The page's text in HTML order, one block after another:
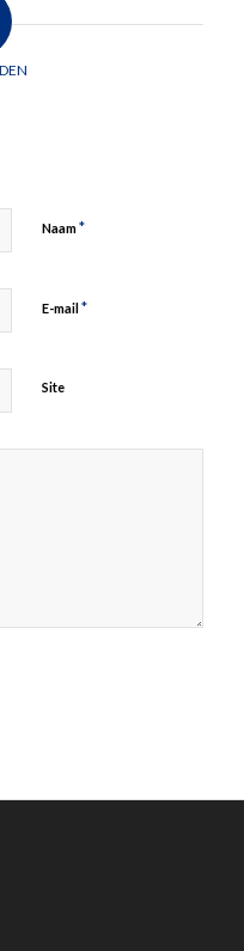
Naam*
E-mail *
Site